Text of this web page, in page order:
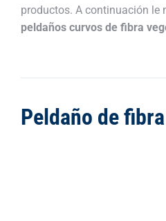
productos. A continuación le
peldaños curvos de fibra
Peldaño de